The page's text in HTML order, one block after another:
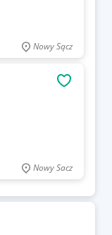
Nowy Sącz
Nowy Sacz